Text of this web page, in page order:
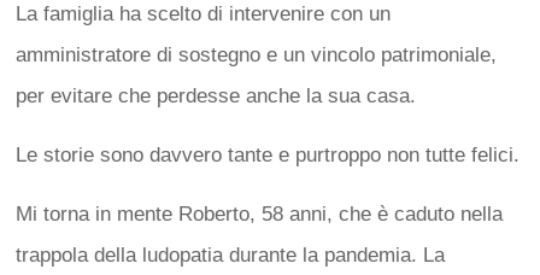
La famiglia ha scelto di intervenire con un
amministratore di sostegno e un vincolo patrimoniale,
per evitare che perdesse anche la sua casa.
Le storie sono davvero tante e purtroppo non tutte felici.
Mi torna in mente Roberto, 58 anni, che è caduto nella
trappola della ludopatia durante la pandemia. La